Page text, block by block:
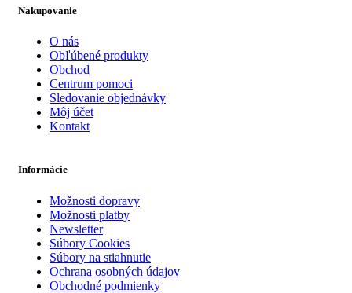
Nakupovanie
O nás
Obľúbené produkty
Obchod
Centrum pomoci
Sledovanie objednávky
Môj účet
Kontakt
Informácie
Možnosti dopravy
Možnosti platby
Newsletter
Súbory Cookies
Súbory na stiahnutie
Ochrana osobných údajov
Obchodné podmienky